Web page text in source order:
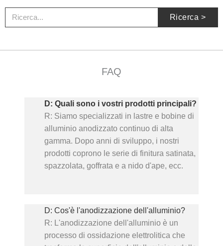
i
e
Ricerca >
FAQ
D: Quali sono i vostri prodotti principali?
R: Siamo specializzati in lastre e bobine di
alluminio anodizzato continuo di alta
gamma. Dopo anni di sviluppo, i nostri
prodotti coprono le serie di finitura satinata,
spazzolata, goffrata e a nido d'ape, ecc.
D: Cos'è l'anodizzazione dell'alluminio?
R: L'anodizzazione dell'alluminio è un
processo di ossidazione elettrolitica che